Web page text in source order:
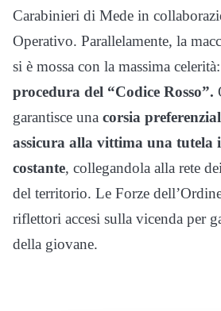
Carabinieri di Mede in
Operativo. Parallelamente, la
si è mossa con la massima
procedura del “Codice Rosso”.
garantisce una corsia
assicura alla vittima una tutela
costante, collegandola alla rete
del territorio. Le Forze
riflettori accesi sulla vicenda per
della giovane.